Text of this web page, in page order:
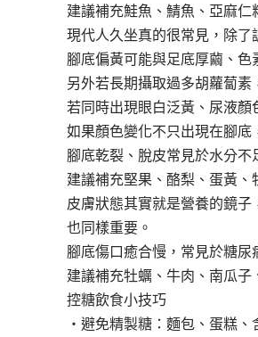
建議補充鮭魚、鯖魚、亞麻仁
現代人久坐真的很常見，除
腳底偏黃可能與足底厚繭、
另外若長期攝取過多胡蘿蔔
若同時出現眼白泛黃、尿液
如果顏色變化不只出現在腳
腳底乾裂、脫皮常見於水分
建議補充堅果、酪梨、蛋黃、
皮膚狀態其實就是營養的鏡
也同樣重要。
腳底傷口癒合慢，常見於糖
建議補充牡蠣、牛肉、南瓜
控糖飲食小技巧
・避免精製糖：麵包、蛋糕、